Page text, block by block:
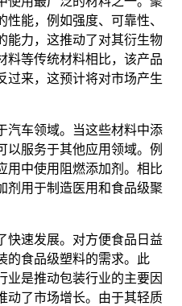
能，例如强度、可靠性、
能力，这推动了对其衍生物
料等传统材料相比，该产品
过来，这预计将对市场产生
汽车领域。当这些材料中添
以服务于其他应用领域。例
用中使用阻燃添加剂。相比
剂用于制造医用和食品级聚
快速发展。对方便食品日益
的食品级塑料的需求。此
业是推动包装行业的主要因
动了市场增长。由于其轻质